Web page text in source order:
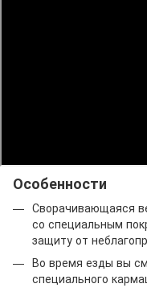
Особенности
Сворачивающаяся
со специальным
защиту от
Во время езды вы
специального